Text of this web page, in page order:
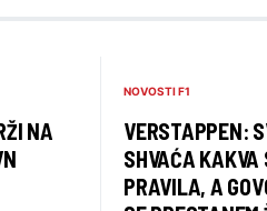
NA
NOVOSTI F1
VERSTAPPEN:
SHVAĆA KAKVA
PRAVILA, A